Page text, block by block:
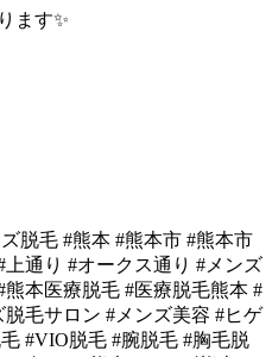
ます✨
脱毛 #熊本 #熊本市 #熊本市
通り #オークス通り #メンズ
本医療脱毛 #医療脱毛熊本 #
毛サロン #メンズ美容 #ヒゲ
#VIO脱毛 #腕脱毛 #胸毛脱